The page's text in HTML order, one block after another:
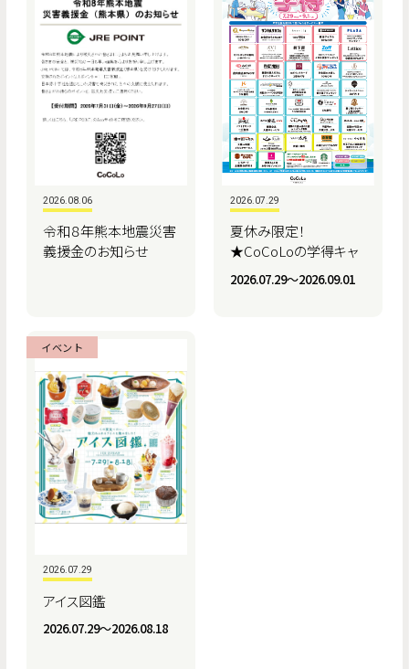
2026.08.06
令和８年熊本地震災害
義援金のお知らせ
2026.07.29
夏休み限定！
★CoCoLoの学得キャ
ンペーン★
2026.07.29〜2026.09.01
イベント
2026.07.29
アイス図鑑
2026.07.29〜2026.08.18